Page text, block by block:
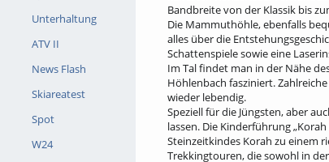
Unterhaltung
ATV II
News Flash
Skiareatest
Spot
W24
Bandbreite von der Klassik bis
Die Mammuthöhle, ebenfalls
alles über die
Schattenspiele sowie eine
Im Tal findet man in der Nähe
Höhlenbach fasziniert.
wieder lebendig.
Speziell für die Jüngsten, aber
lassen. Die Kinderführung
Steinzeitkindes Korah zu einem
Trekkingtouren, die sowohl in